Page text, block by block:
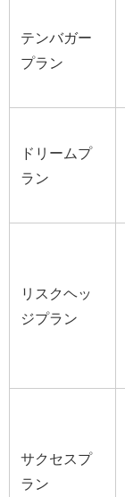
テンバガー
プラン
ドリームプ
ラン
リスクヘッ
ジプラン
サクセスプ
ラン